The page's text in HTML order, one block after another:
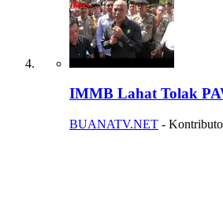
IMMB Lahat Tolak
BUANATV.NET -